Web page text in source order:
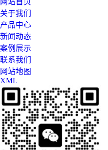
网站首页
关于我们
产品中心
新闻动态
案例展示
联系我们
网站地图
XML